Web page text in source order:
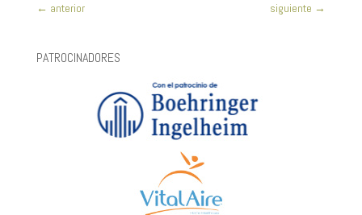
← anterior siguiente →
PATROCINADORES